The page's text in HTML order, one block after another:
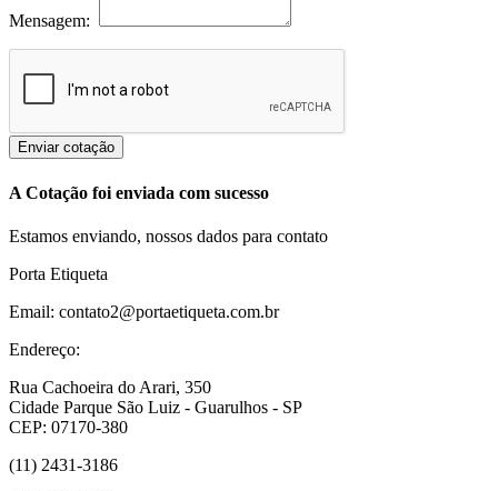
Mensagem:
Enviar cotação
A Cotação foi enviada com sucesso
Estamos enviando, nossos dados para contato
Porta Etiqueta
Email: contato2@portaetiqueta.com.br
Endereço:
Rua Cachoeira do Arari, 350
Cidade Parque São Luiz - Guarulhos - SP
CEP: 07170-380
(11) 2431-3186